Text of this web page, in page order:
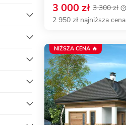
3 000 zł 3 300 zł
2 950 zł najniższa cena
NIŻSZA CENA 🔥